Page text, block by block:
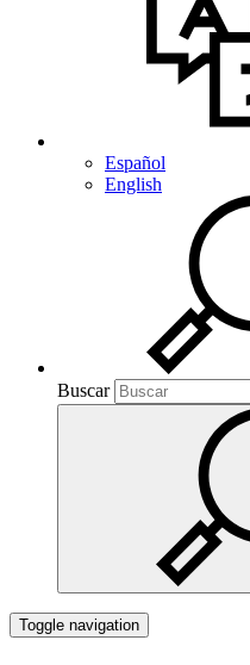
Español
English
Buscar
Toggle navigation